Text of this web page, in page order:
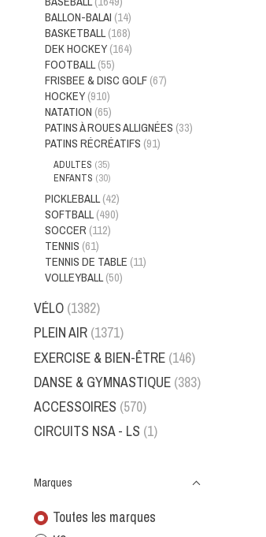
BALLON-BALAI (14)
BASKETBALL (168)
DEK HOCKEY (164)
FOOTBALL (55)
FRISBEE & DISC GOLF (67)
HOCKEY (910)
NATATION (65)
PATINS À ROUES ALLIGNÉES (33)
PATINS RÉCRÉATIFS (91)
ADULTES (35)
ENFANTS (30)
PICKLEBALL (42)
SOFTBALL (490)
SOCCER (112)
TENNIS (61)
TENNIS DE TABLE (11)
VOLLEYBALL (50)
VÉLO (1382)
PLEIN AIR (1371)
EXERCISE & BIEN-ÊTRE (146)
DANSE & GYMNASTIQUE (383)
ACCESSOIRES (570)
CIRCUITS NSA - LS (1)
Marques
Toutes les marques